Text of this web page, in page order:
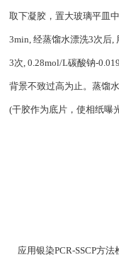
取下凝胶，置大玻璃平皿中
3min,经蒸馏水漂洗3次后
3次 , 0.28mol/L碳酸钠-
背景不致过高为止。蒸馏
(干胶作为底片，使相纸曝
应用银染PCR-SSCP方法